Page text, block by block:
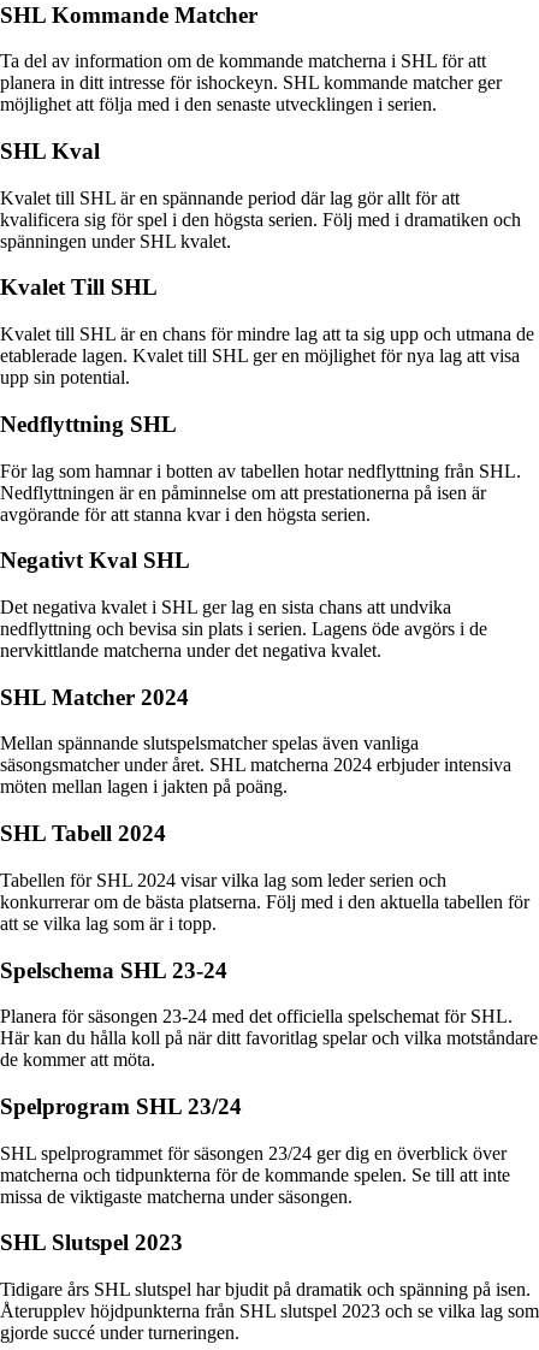
SHL Kommande Matcher
Ta del av information om de kommande matcherna i SHL för att
planera in ditt intresse för ishockeyn. SHL kommande matcher ger
möjlighet att följa med i den senaste utvecklingen i serien.
SHL Kval
Kvalet till SHL är en spännande period där lag gör allt för att
kvalificera sig för spel i den högsta serien. Följ med i dramatiken och
spänningen under SHL kvalet.
Kvalet Till SHL
Kvalet till SHL är en chans för mindre lag att ta sig upp och utmana de
etablerade lagen. Kvalet till SHL ger en möjlighet för nya lag att visa
upp sin potential.
Nedflyttning SHL
För lag som hamnar i botten av tabellen hotar nedflyttning från SHL.
Nedflyttningen är en påminnelse om att prestationerna på isen är
avgörande för att stanna kvar i den högsta serien.
Negativt Kval SHL
Det negativa kvalet i SHL ger lag en sista chans att undvika
nedflyttning och bevisa sin plats i serien. Lagens öde avgörs i de
nervkittlande matcherna under det negativa kvalet.
SHL Matcher 2024
Mellan spännande slutspelsmatcher spelas även vanliga
säsongsmatcher under året. SHL matcherna 2024 erbjuder intensiva
möten mellan lagen i jakten på poäng.
SHL Tabell 2024
Tabellen för SHL 2024 visar vilka lag som leder serien och
konkurrerar om de bästa platserna. Följ med i den aktuella tabellen för
att se vilka lag som är i topp.
Spelschema SHL 23-24
Planera för säsongen 23-24 med det officiella spelschemat för SHL.
Här kan du hålla koll på när ditt favoritlag spelar och vilka motståndare
de kommer att möta.
Spelprogram SHL 23/24
SHL spelprogrammet för säsongen 23/24 ger dig en överblick över
matcherna och tidpunkterna för de kommande spelen. Se till att inte
missa de viktigaste matcherna under säsongen.
SHL Slutspel 2023
Tidigare års SHL slutspel har bjudit på dramatik och spänning på isen.
Återupplev höjdpunkterna från SHL slutspel 2023 och se vilka lag som
gjorde succé under turneringen.